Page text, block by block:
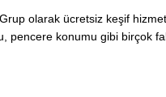
olarak ücretsiz keşif
pencere konumu gibi birçok